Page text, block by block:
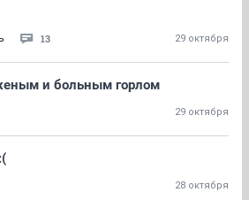
13 29 октября
и больным горлом
29 октября
28 октября